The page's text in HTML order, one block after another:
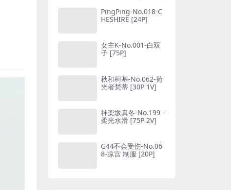
PingPing-No.018-C
HESHIRE [24P]
女主K-No.001-白双
子 [75P]
秋和柯基-No.062-荷
光者梵蒂 [30P 1V]
神楽坂真冬-No.199 –
柔光水滑 [75P 2V]
G44不会受伤-No.06
8-凉宫 制服 [20P]